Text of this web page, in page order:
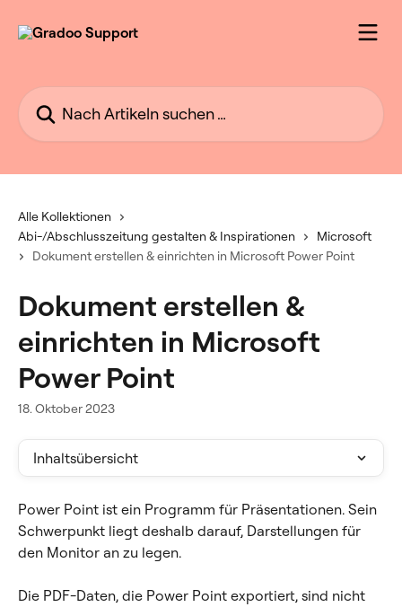
Alle Kollektionen
Abi-/Abschlusszeitung gestalten & Inspirationen
Microsoft
Dokument erstellen & einrichten in Microsoft Power Point
Dokument erstellen &
einrichten in Microsoft
Power Point
18. Oktober 2023
Inhaltsübersicht
Power Point ist ein Programm für Präsentationen. Sein
Schwerpunkt liegt deshalb darauf, Darstellungen für
den Monitor an zu legen.
Die PDF-Daten, die Power Point exportiert, sind nicht